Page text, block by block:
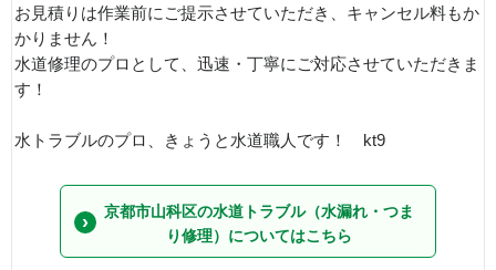
お見積りは作業前にご提示させていただき、キャンセル料もか
かりません！
水道修理のプロとして、迅速・丁寧にご対応させていただきま
す！
水トラブルのプロ、きょうと水道職人です！ kt9
京都市山科区の水道トラブル（水漏れ・つま
り修理）についてはこちら